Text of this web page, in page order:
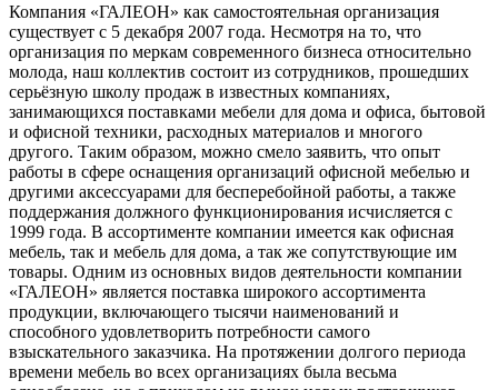
Компания «ГАЛЕОН» как самостоятельная организация
существует с 5 декабря 2007 года. Несмотря на то, что
организация по меркам современного бизнеса относительно
молода, наш коллектив состоит из сотрудников, прошедших
серьёзную школу продаж в известных компаниях,
занимающихся поставками мебели для дома и офиса, бытовой
и офисной техники, расходных материалов и многого
другого. Таким образом, можно смело заявить, что опыт
работы в сфере оснащения организаций офисной мебелью и
другими аксессуарами для бесперебойной работы, а также
поддержания должного функционирования исчисляется с
1999 года. В ассортименте компании имеется как офисная
мебель, так и мебель для дома, а так же сопутствующие им
товары. Одним из основных видов деятельности компании
«ГАЛЕОН» является поставка широкого ассортимента
продукции, включающего тысячи наименований и
способного удовлетворить потребности самого
взыскательного заказчика. На протяжении долгого периода
времени мебель во всех организациях была весьма